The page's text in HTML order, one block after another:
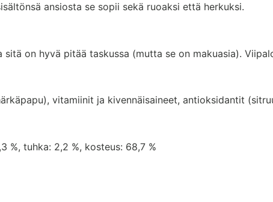
ansiosta se sopii sekä ruoaksi että herkuksi.
on hyvä pitää taskussa (mutta se on makuasia).
vitamiinit ja kivennäisaineet, antioksidantit
%, tuhka: 2,2 %, kosteus: 68,7 %